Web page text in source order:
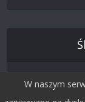
W naszym